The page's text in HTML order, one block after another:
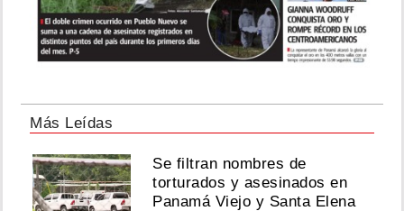
Más Leídas
Se filtran nombres de
torturados y asesinados en
Panamá Viejo y Santa Elena